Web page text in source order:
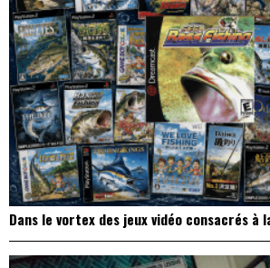
Dans le vortex des jeux vidéo consacrés à